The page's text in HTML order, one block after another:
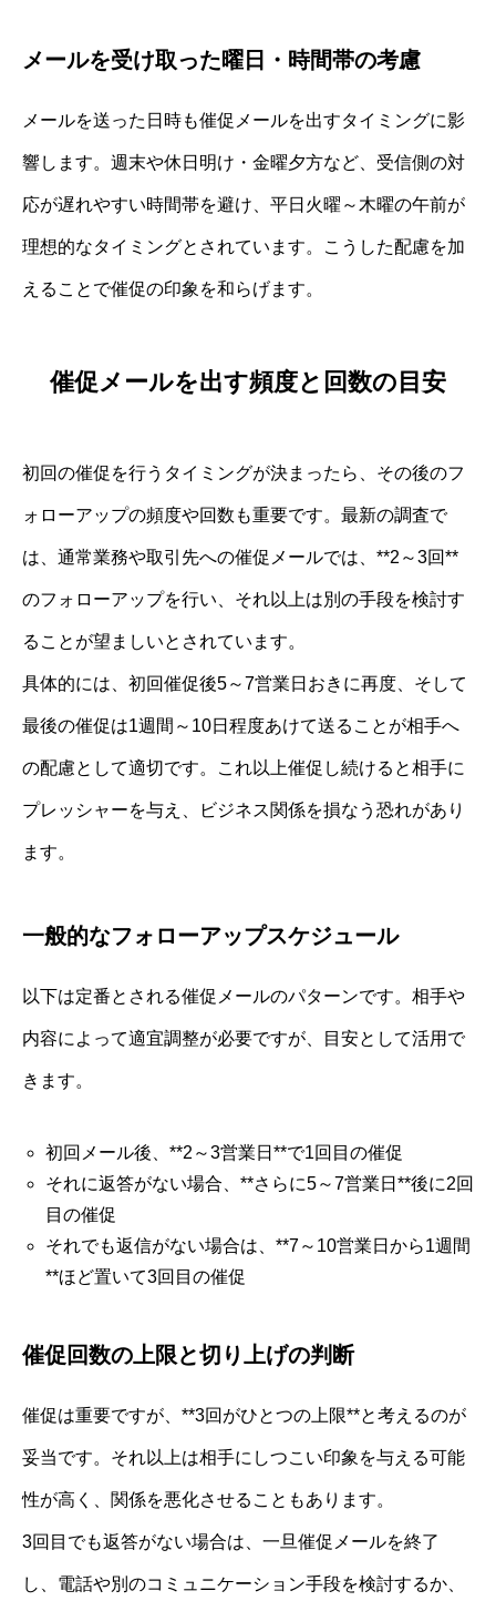
メールを受け取った曜日・時間帯の考慮
メールを送った日時も催促メールを出すタイミングに影
響します。週末や休日明け・金曜夕方など、受信側の対
応が遅れやすい時間帯を避け、平日火曜～木曜の午前が
理想的なタイミングとされています。こうした配慮を加
えることで催促の印象を和らげます。
催促メールを出す頻度と回数の目安
初回の催促を行うタイミングが決まったら、その後のフ
ォローアップの頻度や回数も重要です。最新の調査で
は、通常業務や取引先への催促メールでは、**2～3回**
のフォローアップを行い、それ以上は別の手段を検討す
ることが望ましいとされています。
具体的には、初回催促後5～7営業日おきに再度、そして
最後の催促は1週間～10日程度あけて送ることが相手へ
の配慮として適切です。これ以上催促し続けると相手に
プレッシャーを与え、ビジネス関係を損なう恐れがあり
ます。
一般的なフォローアップスケジュール
以下は定番とされる催促メールのパターンです。相手や
内容によって適宜調整が必要ですが、目安として活用で
きます。
初回メール後、**2～3営業日**で1回目の催促
それに返答がない場合、**さらに5～7営業日**後に2回
目の催促
それでも返信がない場合は、**7～10営業日から1週間
**ほど置いて3回目の催促
催促回数の上限と切り上げの判断
催促は重要ですが、**3回がひとつの上限**と考えるのが
妥当です。それ以上は相手にしつこい印象を与える可能
性が高く、関係を悪化させることもあります。
3回目でも返答がない場合は、一旦催促メールを終了
し、電話や別のコミュニケーション手段を検討するか、